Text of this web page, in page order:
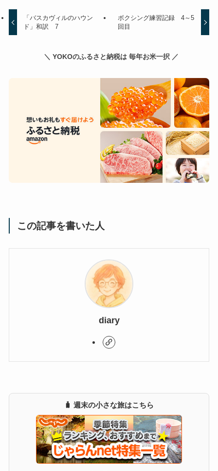
「バスカヴィルのハウン
ド」和訳 7
ボクシング練習記録 4～5
回目
＼ YOKOのふるさと納税は 毎年お米一択 ／
この記事を書いた人
diary
🧳 週末の小さな旅はこちら